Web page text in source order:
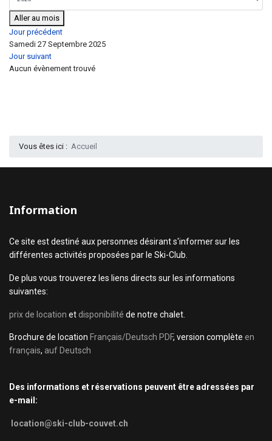
Aller au mois
Jour précédent
Samedi 27 Septembre 2025
Jour suivant
Aucun évènement trouvé
Vous êtes ici : Accueil
Information
Ce site est destiné aux personnes désirant s'informer sur les
différentes activités proposées par le Ski-Club.
De plus vous trouverez les liens directs sur les informations
suivantes:
prix de location et disponibilité de notre chalet.
Brochure de location Français/Deutsch PDF, version complète en
français, auf Deutsch
Des informations et réservations peuvent être adressées par
e-mail:
location@ski-club-couvet.ch